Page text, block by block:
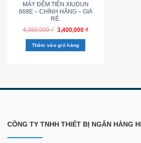
MÁY ĐẾM TIỀN XIUDUN
668E – CHÍNH HÃNG – GIÁ
RẺ.
4,350,000₫ 3,400,000 ₫
Thêm vào giỏ hàng
CÔNG TY TNHH THIẾT BỊ NGÂN HÀNG